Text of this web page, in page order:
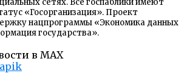
сетях. Все госпаблики имеют
«Госорганизация». Проект
нацпрограммы «Экономика данных
государства».
в MAX